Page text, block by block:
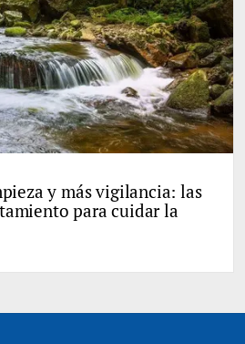
y más vigilancia: las
para cuidar la